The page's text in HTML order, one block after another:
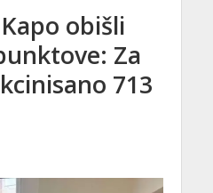
obišli
Za
713